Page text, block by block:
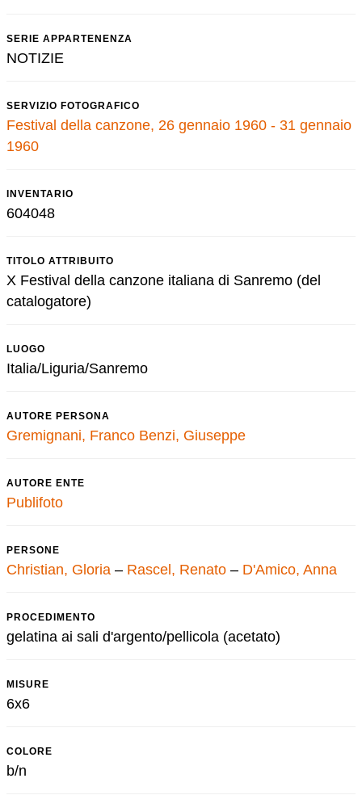
SERIE APPARTENENZA
NOTIZIE
SERVIZIO FOTOGRAFICO
Festival della canzone, 26 gennaio 1960 - 31 gennaio
1960
INVENTARIO
604048
TITOLO ATTRIBUITO
X Festival della canzone italiana di Sanremo (del
catalogatore)
LUOGO
Italia/Liguria/Sanremo
AUTORE PERSONA
Gremignani, Franco Benzi, Giuseppe
AUTORE ENTE
Publifoto
PERSONE
Christian, Gloria – Rascel, Renato – D'Amico, Anna
PROCEDIMENTO
gelatina ai sali d'argento/pellicola (acetato)
MISURE
6x6
COLORE
b/n